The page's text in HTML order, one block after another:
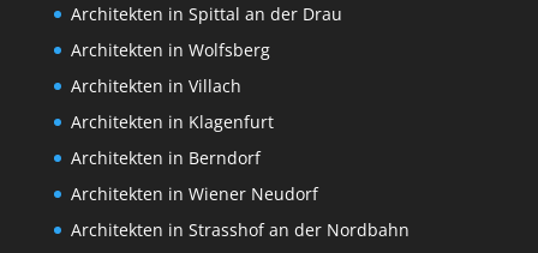
Architekten in Spittal an der Drau
Architekten in Wolfsberg
Architekten in Villach
Architekten in Klagenfurt
Architekten in Berndorf
Architekten in Wiener Neudorf
Architekten in Strasshof an der Nordbahn